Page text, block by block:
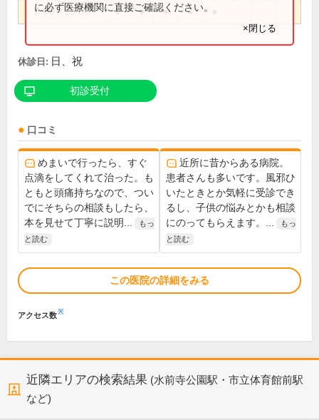
9:00～18:00 ● ● ● ●
に必ず医療機関に直接ご確認ください。
×閉じる
休診日: 日、祝
初診受付
口コミ
めまいで行ったら、すぐ
点滴をしてくれて治った。も
ともと頭痛持ちなので、つい
でにそちらの相談もしたら、
本を見せて丁寧に説明...
もっ
と読む
近所に昔からある病院。
患者さんも多いです。風邪ひ
いたときとか気軽に受診でき
るし、子供の悩みとかも相談
にのってもらえます。...
もっ
と読む
この医院の詳細をみる
アクセス数※
近隣エリアの検索結果 (水前寺公園駅・市立体育館前駅
など)